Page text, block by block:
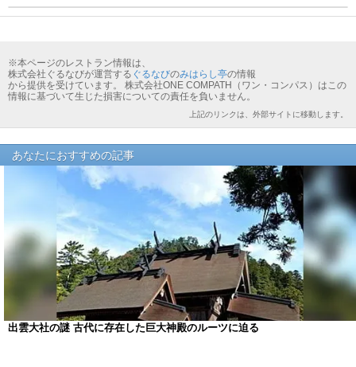
※本ページのレストラン情報は、
株式会社ぐるなびが運営する ぐるなびのみはらし亭の情報
から提供を受けています。 株式会社ONE COMPATH（ワン・コンパス）はこの
情報に基づいて生じた損害についての責任を負いません。
上記のリンクは、外部サイトに移動します。
あなたにおすすめの記事
出雲大社の謎 古代に存在した巨大神殿のルーツに迫る